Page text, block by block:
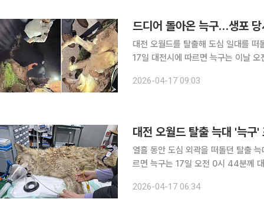
드디어 돌아온 늑구…생포
대전 오월드를 탈출해 도심 일대를 떠
17일 대전시에 따르면 늑구는 이날
오후부터 이어진 수색 과정 끝에 모습
2026-04-17 09:03
대전 오월드 탈출 늑대 '늑구'
열흘 동안 도심 외곽을 떠돌던 탈출 늑대 ‘
르면 늑구는 17일 오전 0시 44분께
의 과정은 순탄치 않았다. 수색 당국
2026-04-17 06:34